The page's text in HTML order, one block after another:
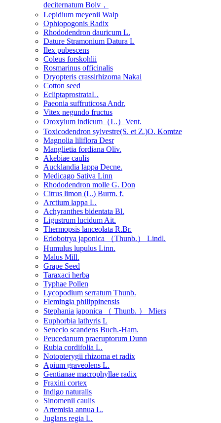
deciternatum Boiv，
Lepidium meyenii Walp
Ophiopogonis Radix
Rhododendron dauricum L.
Dature Stramonium Datura L
Ilex pubescens
Coleus forskohlii
Rosmarinus officinalis
Dryopteris crassirhizoma Nakai
Cotton seed
EcliptaprostrataL.
Paeonia suffruticosa Andr.
Vitex negundo fructus
Oroxylum indicum（L.）Vent.
Toxicodendron sylvestre(S. et Z.)O. Komtze
Magnolia liliflora Desr
Manglietia fordiana Oliv.
Akebiae caulis
Aucklandia lappa Decne.
Medicago Sativa Linn
Rhododendron molle G. Don
Citrus limon (L.) Burm. f.
Arctium lappa L.
Achyranthes bidentata Bl.
Ligustrum lucidum Ait.
Thermopsis lanceolata R.Br.
Eriobotrya japonica （Thunb.） Lindl.
Humulus lupulus Linn.
Malus Mill.
Grape Seed
Taraxaci herba
Typhae Pollen
Lycopodium serratum Thunb.
Flemingia philippinensis
Stephania japonica （ Thunb. ） Miers
Euphorbia lathyris L
Senecio scandens Buch.-Ham.
Peucedanum praeruptorum Dunn
Rubia cordifolia L.
Notopterygii rhizoma et radix
Apium graveolens L.
Gentianae macrophyllae radix
Fraxini cortex
Indigo naturalis
Sinomenii caulis
Artemisia annua L.
Juglans regia L.